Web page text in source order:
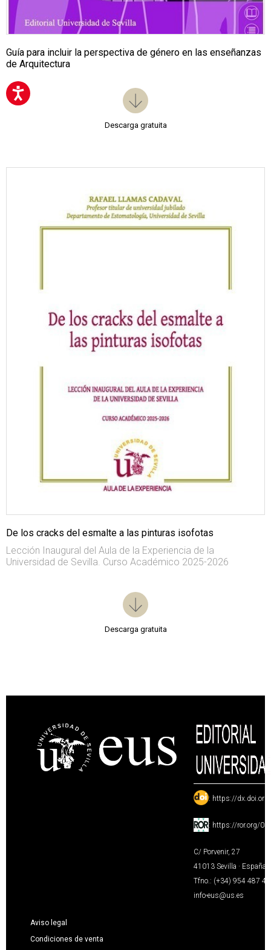
Guía para incluir la perspectiva de género en las enseñanzas
de Arquitectura
Descarga gratuita
De los cracks del esmalte a las pinturas isofotas
Lección Inaugural del Aula de la Experiencia de la
Universidad de Sevilla. Curso Académico 2025-2026
Descarga gratuita
: https://
: https://ror.org/
C/ Porvenir, 27
41013 Sevilla · España
Tfno.: (+34) 954 487
info-eus@us.es
Aviso legal
Condiciones de venta